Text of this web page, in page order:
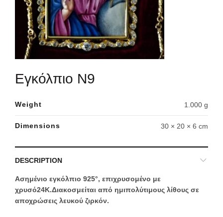
Εγκόλπιο Ν9
Weight 1.000 g
Dimensions 30 × 20 × 6 cm
DESCRIPTION
Ασημένιο εγκόλπιο 925°, επιχρυσομένο με
χρυσό24Κ.Διακοσμείται από ημιπολύτιμους λίθους σε
αποχρώσεις λευκού ζιρκόν.